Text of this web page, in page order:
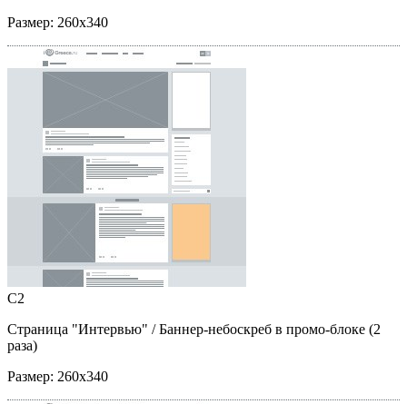
Размер: 260x340
C2
Страница "Интервью" / Баннер-небоскреб в промо-блоке (2
раза)
Размер: 260x340